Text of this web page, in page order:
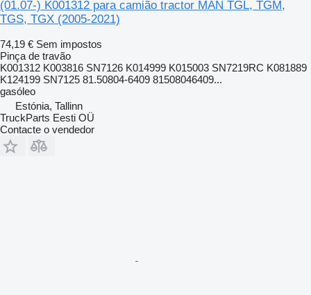
(01.07-) K001312 para camião tractor MAN TGL, TGM,
TGS, TGX (2005-2021)
74,19 € Sem impostos
Pinça de travão
K001312 K003816 SN7126 K014999 K015003 SN7219RC K081889
K124199 SN7125 81.50804-6409 81508046409...
gasóleo
Estónia, Tallinn
TruckParts Eesti OÜ
Contacte o vendedor